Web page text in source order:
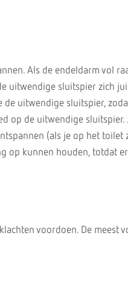
Als de endeldarm vol
uitwendige sluitspier zich
de uitwendige sluitspier,
op de uitwendige sluitspier.
(als je op het toilet
op kunnen houden, totdat
voordoen. De meest